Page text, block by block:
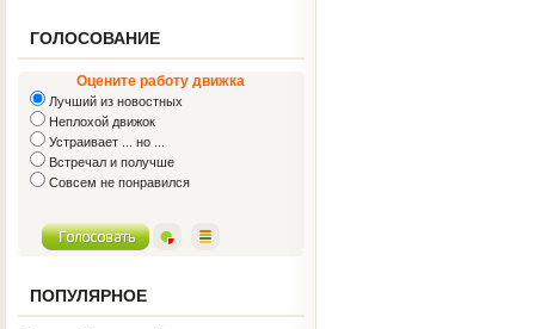
ГОЛОСОВАНИЕ
Оцените работу движка
Лучший из новостных
Неплохой движок
Устраивает ... но ...
Встречал и получше
Совсем не понравился
ПОПУЛЯРНОЕ